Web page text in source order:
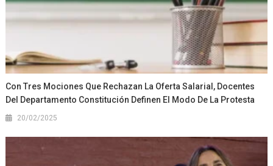
Con Tres Mociones Que Rechazan La Oferta Salarial, Docentes
Del Departamento Constitución Definen El Modo De La Protesta
20/02/2025